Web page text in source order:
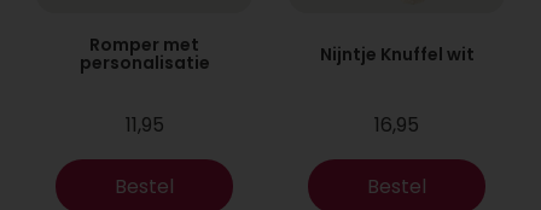
Romper met
personalisatie
11,95
Bestel
Nijntje Knuffel wit
16,95
Bestel